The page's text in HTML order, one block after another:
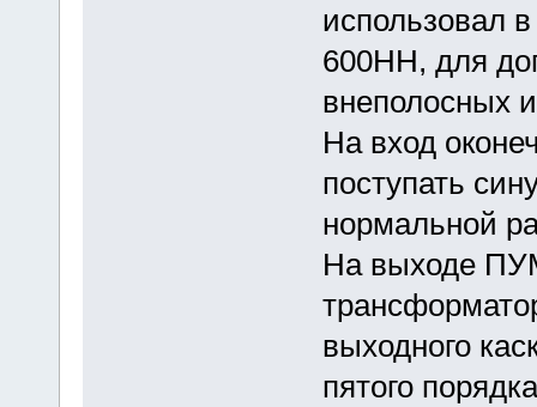
использовал
600НН, для
внеполосных
На вход
поступать
нормальной
На выходе
выходного
пятого